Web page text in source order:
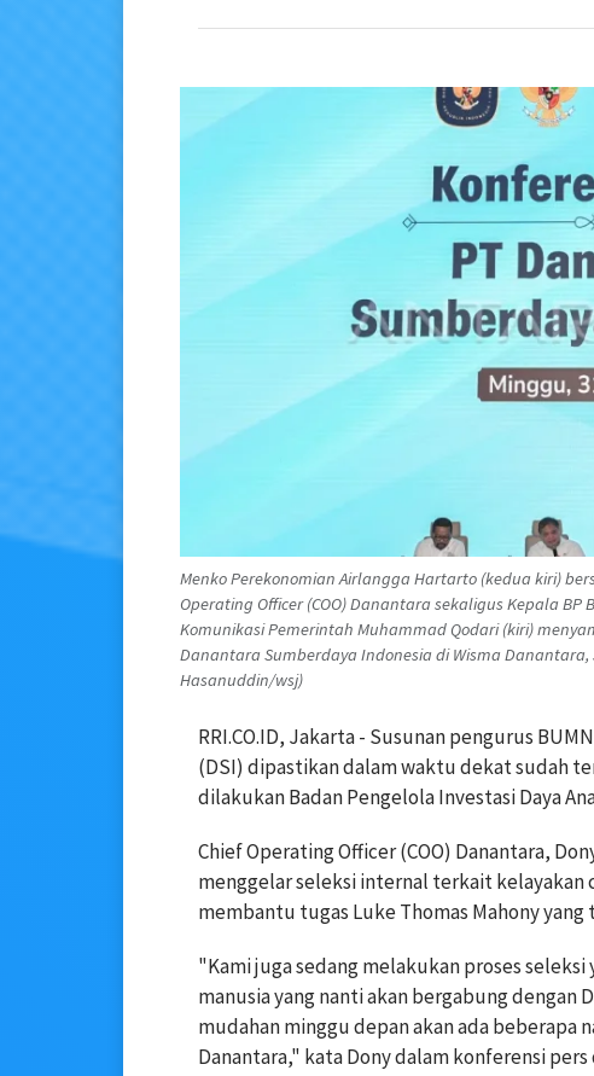
Menko Perekonomian Airlangga Hartarto (kedua kiri)
Operating Officer (COO) Danantara sekaligus Kepala BP
Komunikasi Pemerintah Muhammad Qodari (kiri)
Danantara Sumberdaya Indonesia di Wisma Danantara,
Hasanuddin/wsj)
RRI.CO.ID, Jakarta - Susunan pengurus
(DSI) dipastikan dalam waktu dekat sudah
dilakukan Badan Pengelola Investasi Daya
Chief Operating Officer (COO) Danantara,
menggelar seleksi internal terkait kelayakan
membantu tugas Luke Thomas Mahony
"Kami juga sedang melakukan proses
manusia yang nanti akan bergabung dengan
mudahan minggu depan akan ada beberapa
Danantara," kata Dony dalam konferensi